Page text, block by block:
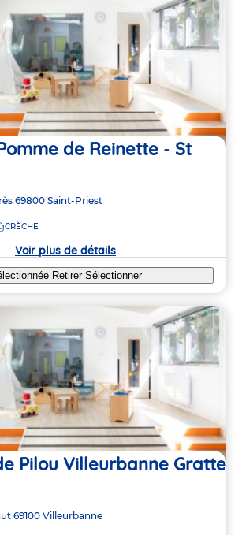
de Reinette - St
69800 Saint-Priest
CRÈCHE
Voir plus de détails
Retirer Sélectionner
Pilou Villeurbanne Gratte
69100 Villeurbanne